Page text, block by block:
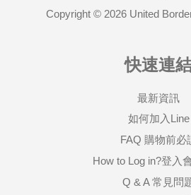
Copyright © 2026 United
快速連
最新資訊
如何加入Line
FAQ 購物前必
How to Log in?登入
Q & A 常見問